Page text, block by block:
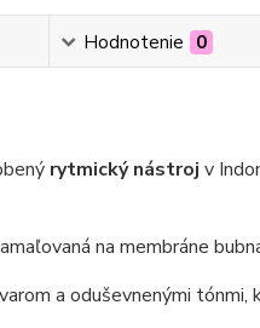
Hodnotenie 0
rytmický nástroj v
na membráne
a oduševnenými